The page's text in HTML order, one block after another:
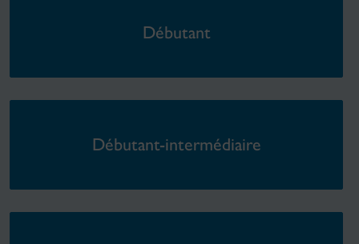
Débutant
Débutant-intermédiaire